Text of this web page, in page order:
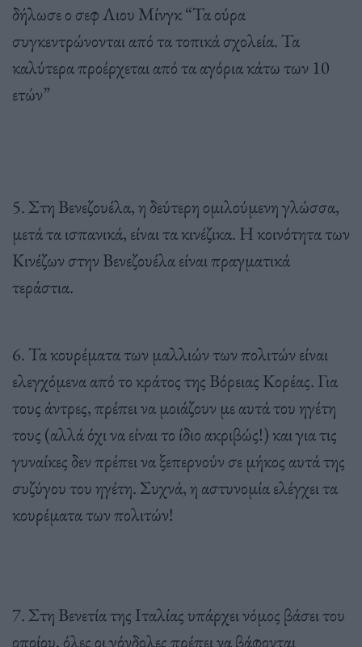
δήλωσε ο σεφ Λιου Μίνγκ “Τα ούρα
συγκεντρώνονται από τα τοπικά σχολεία. Τα
καλύτερα προέρχεται από τα αγόρια κάτω των 10
ετών”
5. Στη Βενεζουέλα, η δεύτερη ομιλούμενη γλώσσα,
μετά τα ισπανικά, είναι τα κινέζικα. Η κοινότητα των
Κινέζων στην Βενεζουέλα είναι πραγματικά
τεράστια.
6. Τα κουρέματα των μαλλιών των πολιτών είναι
ελεγχόμενα από το κράτος της Βόρειας Κορέας. Για
τους άντρες, πρέπει να μοιάζουν με αυτά του ηγέτη
τους (αλλά όχι να είναι το ίδιο ακριβώς!) και για τις
γυναίκες δεν πρέπει να ξεπερνούν σε μήκος αυτά της
συζύγου του ηγέτη. Συχνά, η αστυνομία ελέγχει τα
κουρέματα των πολιτών!
7. Στη Βενετία της Ιταλίας υπάρχει νόμος βάσει του
οποίου, όλες οι γόνδολες πρέπει να βάφονται